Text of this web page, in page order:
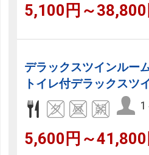
5,100円～38,800
デラックスツインルー
トイレ付デラックスツ
1
5,600円～41,800